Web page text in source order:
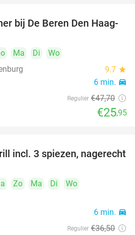
food
food
food
46%
bij De Beren Den Haag-
Ma Di
Wo
9.7 star
6 min. directions_car
Regulier €47,70
€25,95
34%
incl. 3 spiezen, nagerecht
Zo Ma Di
Wo
6 min. directions_car
Regulier €36,50